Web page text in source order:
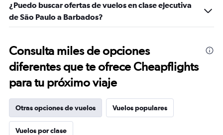
¿Puedo buscar ofertas de vuelos en clase ejecutiva
de São Paulo a Barbados?
Consulta miles de opciones
diferentes que te ofrece Cheapflights
para tu próximo viaje
Otras opciones de vuelos Vuelos populares
Vuelos por clase